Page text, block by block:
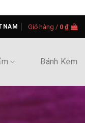
Giỏ hàng / 0 ₫
Bánh Kem